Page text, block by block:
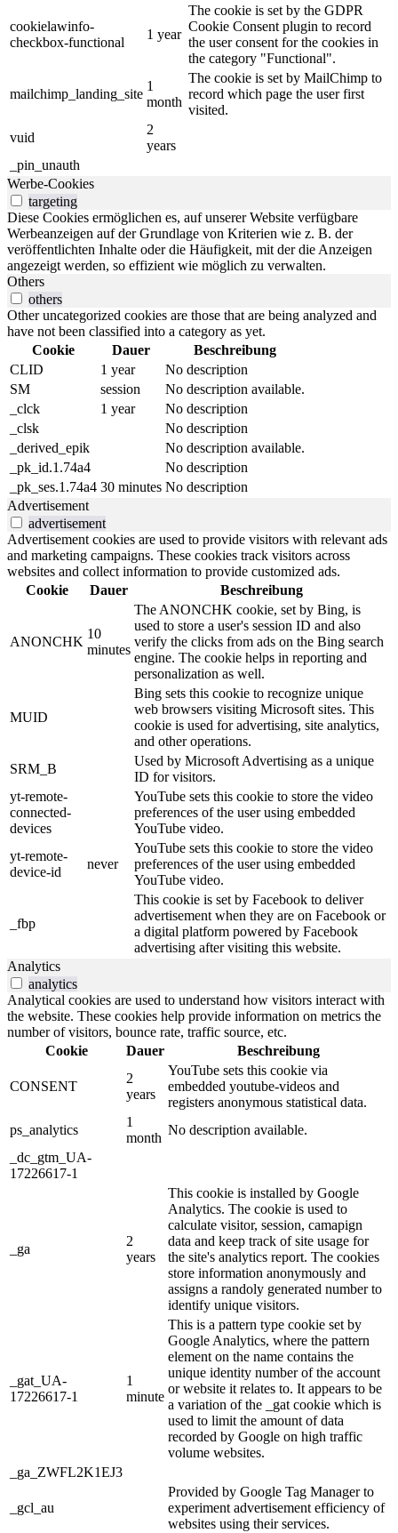
cookielawinfo-
checkbox-functional
1 year
The cookie is set by the GDPR
Cookie Consent plugin to record
the user consent for the cookies in
the category "Functional".
mailchimp_landing_site
1
month
The cookie is set by MailChimp to
record which page the user first
visited.
vuid
2
years
_pin_unauth
Werbe-Cookies
targeting
Diese Cookies ermöglichen es, auf unserer Website verfügbare
Werbeanzeigen auf der Grundlage von Kriterien wie z. B. der
veröffentlichten Inhalte oder die Häufigkeit, mit der die Anzeigen
angezeigt werden, so effizient wie möglich zu verwalten.
Others
others
Other uncategorized cookies are those that are being analyzed and
have not been classified into a category as yet.
Cookie
Dauer
Beschreibung
CLID
1 year
No description
SM
session
No description available.
_clck
1 year
No description
_clsk
No description
_derived_epik
No description available.
_pk_id.1.74a4
No description
_pk_ses.1.74a4 30 minutes No description
Advertisement
advertisement
Advertisement cookies are used to provide visitors with relevant ads
and marketing campaigns. These cookies track visitors across
websites and collect information to provide customized ads.
Cookie
Dauer Beschreibung
ANONCHK
10
minutes
The ANONCHK cookie, set by Bing, is
used to store a user's session ID and also
verify the clicks from ads on the Bing search
engine. The cookie helps in reporting and
personalization as well.
MUID
Bing sets this cookie to recognize unique
web browsers visiting Microsoft sites. This
cookie is used for advertising, site analytics,
and other operations.
SRM_B
Used by Microsoft Advertising as a unique
ID for visitors.
yt-remote-
connected-
devices
YouTube sets this cookie to store the video
preferences of the user using embedded
YouTube video.
yt-remote-
device-id
never
YouTube sets this cookie to store the video
preferences of the user using embedded
YouTube video.
_fbp
This cookie is set by Facebook to deliver
advertisement when they are on Facebook or
a digital platform powered by Facebook
advertising after visiting this website.
Analytics
analytics
Analytical cookies are used to understand how visitors interact with
the website. These cookies help provide information on metrics the
number of visitors, bounce rate, traffic source, etc.
Cookie
Dauer Beschreibung
CONSENT
2
years
YouTube sets this cookie via
embedded youtube-videos and
registers anonymous statistical data.
ps_analytics
1
month
No description available.
_dc_gtm_UA-
17226617-1
_ga
2
years
This cookie is installed by Google
Analytics. The cookie is used to
calculate visitor, session, camapign
data and keep track of site usage for
the site's analytics report. The cookies
store information anonymously and
assigns a randoly generated number to
identify unique visitors.
_gat_UA-
17226617-1
1
minute
This is a pattern type cookie set by
Google Analytics, where the pattern
element on the name contains the
unique identity number of the account
or website it relates to. It appears to be
a variation of the _gat cookie which is
used to limit the amount of data
recorded by Google on high traffic
volume websites.
_ga_ZWFL2K1EJ3
_gcl_au
Provided by Google Tag Manager to
experiment advertisement efficiency of
websites using their services.